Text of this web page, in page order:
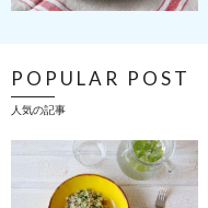
POPULAR POST
人気の記事